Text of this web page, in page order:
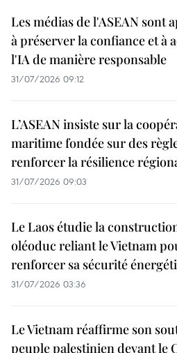
Les médias de l'ASEAN sont
à préserver la confiance et à
l'IA de manière responsable
31/07/2026 09:12
L’ASEAN insiste sur la
maritime fondée sur des
renforcer la résilience
31/07/2026 09:03
Le Laos étudie la
oléoduc reliant le Vietnam
renforcer sa sécurité
31/07/2026 03:36
Le Vietnam réaffirme son
peuple palestinien devant le